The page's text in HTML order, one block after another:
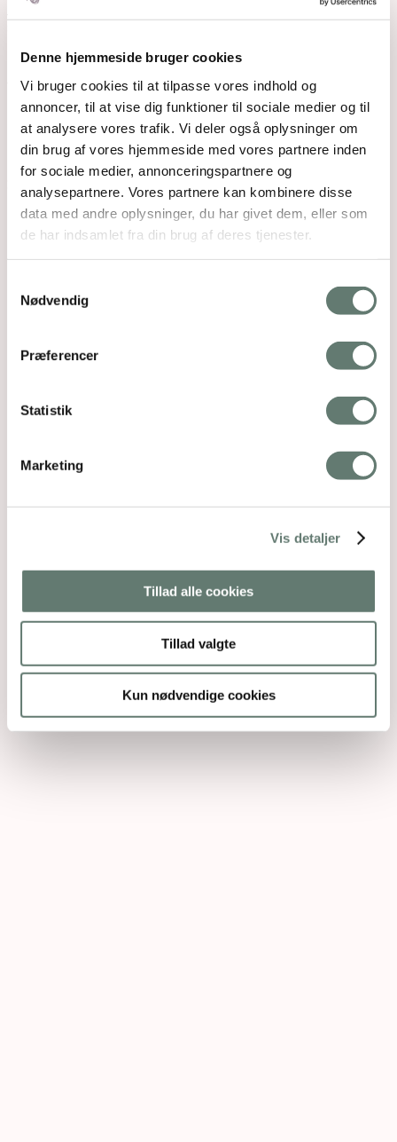
Denne hjemmeside bruger cookies
Vi bruger cookies til at tilpasse vores indhold og
annoncer, til at vise dig funktioner til sociale medier og til
at analysere vores trafik. Vi deler også oplysninger om
din brug af vores hjemmeside med vores partnere inden
for sociale medier, annonceringspartnere og
analysepartnere. Vores partnere kan kombinere disse
data med andre oplysninger, du har givet dem, eller som
de har indsamlet fra din brug af deres tjenester.
Nødvendig
Præferencer
Statistik
Marketing
Vis detaljer
Tillad alle cookies
Tillad valgte
Kun nødvendige cookies
Jeg hjælper dig til at slippe for kemi og grå
samvittighed.
Lad mig inspirere dig til at få tid til hverdagslykke i
familien og give dit barn æblekinder på en ny måde.
Rosemaimonide.com
Search
Submit